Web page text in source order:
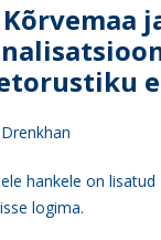
hankele on lisatud
logima.